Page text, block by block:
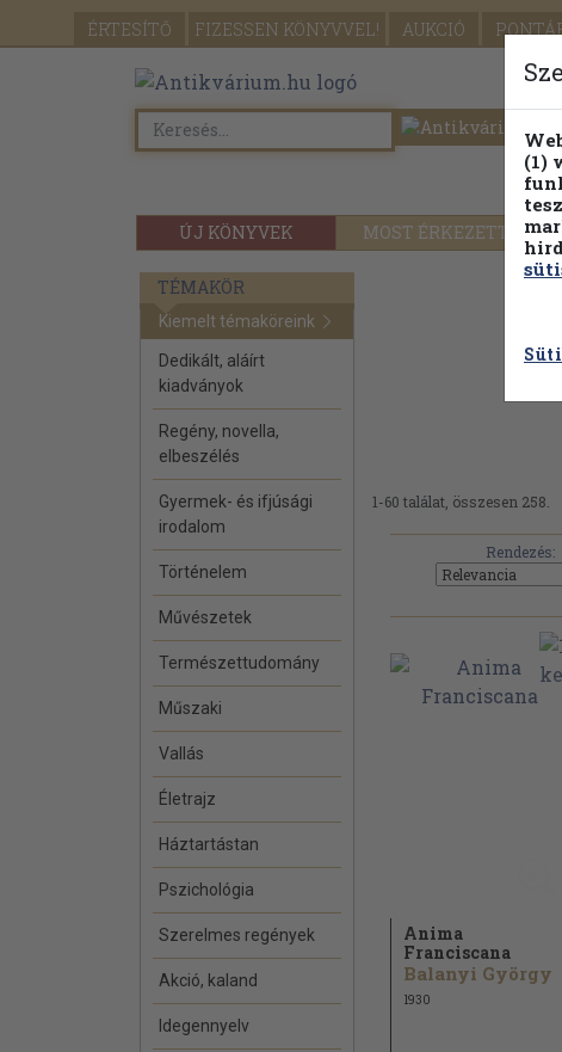
ÉRTESÍTŐ FIZESSEN KÖNYVVEL! AUKCIÓ
ÚJ KÖNYVEK MOST ÉRKEZETT
TÉMAKÖR
Kiemelt témaköreink
Dedikált, aláírt
kiadványok
Regény, novella,
elbeszélés
Gyermek- és ifjúsági
irodalom
Történelem
Művészetek
Természettudomány
Műszaki
Vallás
Életrajz
Háztartástan
Pszichológia
Szerelmes regények
Akció, kaland
Idegennyelv
1-60 találat, összesen 258.
Rendezés:
Anima
Franciscana
Balanyi György
1930
(1)